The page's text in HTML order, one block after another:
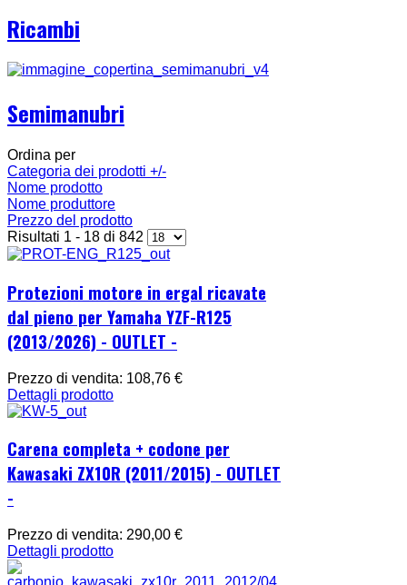
Ricambi
Semimanubri
Ordina per
Categoria dei prodotti +/-
Nome prodotto
Nome produttore
Prezzo del prodotto
Risultati 1 - 18 di 842
Protezioni motore in ergal ricavate
dal pieno per Yamaha YZF-R125
(2013/2026) - OUTLET -
Prezzo di vendita: 108,76 €
Dettagli prodotto
Carena completa + codone per
Kawasaki ZX10R (2011/2015) - OUTLET
-
Prezzo di vendita: 290,00 €
Dettagli prodotto